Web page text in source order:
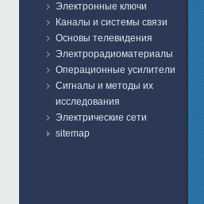
Электронные ключи
Каналы и системы связи
Основы телевидения
Электрорадиоматериалы
Операционные усилители
Сигналы и методы их
исследования
Электрические сети
sitemap